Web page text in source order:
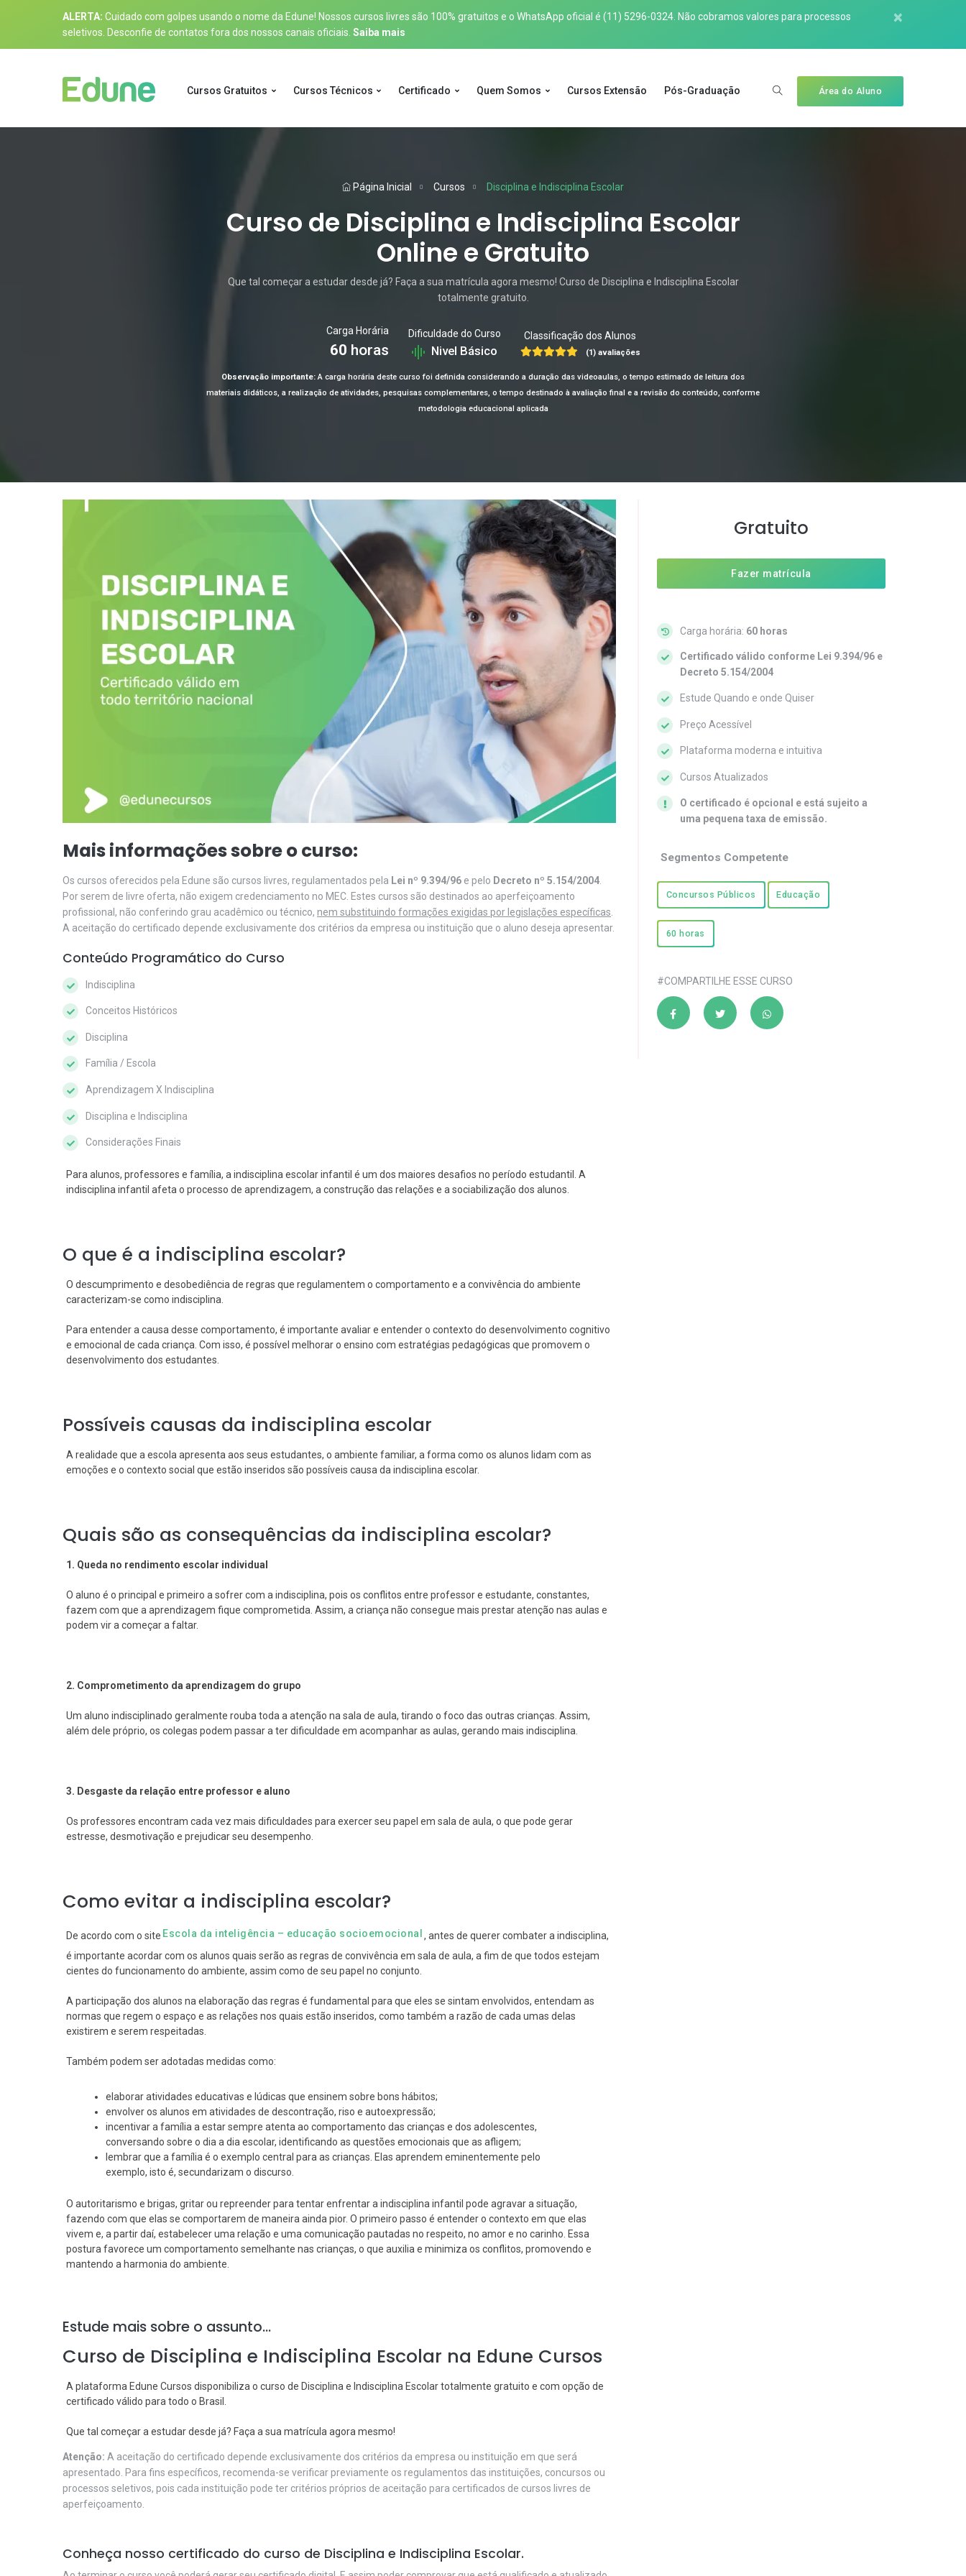
ALERTA: Cuidado com golpes usando o nome da Edune! Nossos cursos livres são 100% gratuitos e o WhatsApp oficial é (11) 5296-0324 . Não cobramos valores para processos
seletivos. Desconfie de contatos fora dos nossos canais oficiais. Saiba mais
×
Cursos Gratuitos Cursos Técnicos Certificado Quem Somos Cursos Extensão Pós-Graduação Área do Aluno
Página Inicial Cursos Disciplina e Indisciplina Escolar
Curso de Disciplina e Indisciplina Escolar
Online e Gratuito
Que tal começar a estudar desde já? Faça a sua matrícula agora mesmo! Curso de Disciplina e Indisciplina Escolar
totalmente gratuito.
Carga Horária
60 horas
Dificuldade do Curso
Nivel Básico
Classificação dos Alunos
(1) avaliações
Observação importante:A carga horária deste curso foi definida considerando a duração das videoaulas, o tempo estimado de leitura dos
materiais didáticos, a realização de atividades, pesquisas complementares, o tempo destinado à avaliação final e a revisão do conteúdo, conforme
metodologia educacional aplicada
Mais informações sobre o curso:
Os cursos oferecidos pela Edune são cursos livres, regulamentados pela Lei nº 9.394/96 e pelo Decreto nº 5.154/2004
Por serem de livre oferta, não exigem credenciamento no MEC. Estes cursos são destinados ao aperfeiçoamento
profissional, não conferindo grau acadêmico ou técnico, nem substituindo formações exigidas por legislações específicas
A aceitação do certificado depende exclusivamente dos critérios da empresa ou instituição que o aluno deseja apresentar.
Conteúdo Programático do Curso
Indisciplina
Conceitos Históricos
Disciplina
Família / Escola
Aprendizagem X Indisciplina
Disciplina e Indisciplina
Considerações Finais
Para alunos, professores e família, a indisciplina escolar infantil é um dos maiores desafios no período estudantil. A
indisciplina infantil afeta o processo de aprendizagem, a construção das relações e a sociabilização dos alunos.
O que é a indisciplina escolar?
O descumprimento e desobediência de regras que regulamentem o comportamento e a convivência do ambiente
caracterizam-se como indisciplina.
Para entender a causa desse comportamento, é importante avaliar e entender o contexto do desenvolvimento cognitivo
e emocional de cada criança. Com isso, é possível melhorar o ensino com estratégias pedagógicas que promovem o
desenvolvimento dos estudantes.
Possíveis causas da indisciplina escolar
A realidade que a escola apresenta aos seus estudantes, o ambiente familiar, a forma como os alunos lidam com as
emoções e o contexto social que estão inseridos são possíveis causa da indisciplina escolar.
Quais são as consequências da indisciplina escolar?
1. Queda no rendimento escolar individual
O aluno é o principal e primeiro a sofrer com a indisciplina, pois os conflitos entre professor e estudante, constantes,
fazem com que a aprendizagem fique comprometida. Assim, a criança não consegue mais prestar atenção nas aulas e
podem vir a começar a faltar.
2. Comprometimento da aprendizagem do grupo
Um aluno indisciplinado geralmente rouba toda a atenção na sala de aula, tirando o foco das outras crianças. Assim,
além dele próprio, os colegas podem passar a ter dificuldade em acompanhar as aulas, gerando mais indisciplina.
3. Desgaste da relação entre professor e aluno
Os professores encontram cada vez mais dificuldades para exercer seu papel em sala de aula, o que pode gerar
estresse, desmotivação e prejudicar seu desempenho.
Como evitar a indisciplina escolar?
De acordo com o site Escola da inteligência – educação socioemocional , antes de querer combater a indisciplina,
é importante acordar com os alunos quais serão as regras de convivência em sala de aula, a fim de que todos estejam
cientes do funcionamento do ambiente, assim como de seu papel no conjunto.
A participação dos alunos na elaboração das regras é fundamental para que eles se sintam envolvidos, entendam as
normas que regem o espaço e as relações nos quais estão inseridos, como também a razão de cada umas delas
existirem e serem respeitadas.
Também podem ser adotadas medidas como:
elaborar atividades educativas e lúdicas que ensinem sobre bons hábitos;
envolver os alunos em atividades de descontração, riso e autoexpressão;
incentivar a família a estar sempre atenta ao comportamento das crianças e dos adolescentes,
conversando sobre o dia a dia escolar, identificando as questões emocionais que as afligem;
lembrar que a família é o exemplo central para as crianças. Elas aprendem eminentemente pelo
exemplo, isto é, secundarizam o discurso.
O autoritarismo e brigas, gritar ou repreender para tentar enfrentar a indisciplina infantil pode agravar a situação,
fazendo com que elas se comportarem de maneira ainda pior. O primeiro passo é entender o contexto em que elas
vivem e, a partir daí, estabelecer uma relação e uma comunicação pautadas no respeito, no amor e no carinho. Essa
postura favorece um comportamento semelhante nas crianças, o que auxilia e minimiza os conflitos, promovendo e
mantendo a harmonia do ambiente.
Estude mais sobre o assunto...
Curso de Disciplina e Indisciplina Escolar na Edune Cursos
A plataforma Edune Cursos disponibiliza o curso de Disciplina e Indisciplina Escolar totalmente gratuito e com opção de
certificado válido para todo o Brasil.
Que tal começar a estudar desde já? Faça a sua matrícula agora mesmo!
Atenção: A aceitação do certificado depende exclusivamente dos critérios da empresa ou instituição em que será
apresentado. Para fins específicos, recomenda-se verificar previamente os regulamentos das instituições, concursos ou
processos seletivos, pois cada instituição pode ter critérios próprios de aceitação para certificados de cursos livres de
aperfeiçoamento.
Conheça nosso certificado do curso de Disciplina e Indisciplina Escolar.
Gratuito
Fazer matrícula
Carga horária: 60 horas
Certificado válido conforme Lei 9.394/96 e
Decreto 5.154/2004
Estude Quando e onde Quiser
Preço Acessível
Plataforma moderna e intuitiva
Cursos Atualizados
O certificado é opcional e está sujeito a
uma pequena taxa de emissão.
Segmentos Competente
Concursos Públicos Educação
60 horas
#COMPARTILHE ESSE CURSO